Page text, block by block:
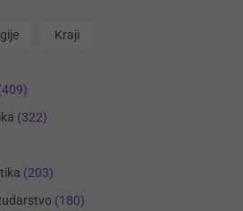
Kraji
(322)
(203)
(180)